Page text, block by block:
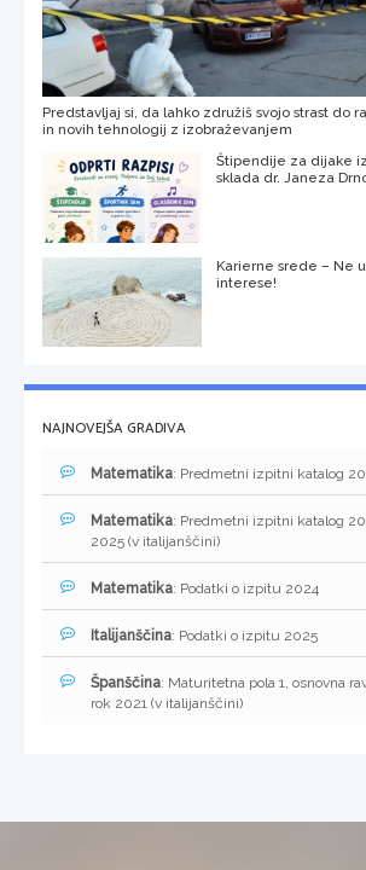
Predstavljaj si, da lahko združiš svojo strast do
in novih tehnologij z izobraževanjem
Štipendije za dijake
sklada dr. Janeza
Karierne srede – Ne
interese!
NAJNOVEJŠA GRADIVA
Matematika: Predmetni izpitni katalog
Matematika: Predmetni izpitni katalog
2025 (v italijanščini)
Matematika: Podatki o izpitu 2024
Italijanščina: Podatki o izpitu 2025
Španščina: Maturitetna pola 1, osnovna
rok 2021 (v italijanščini)